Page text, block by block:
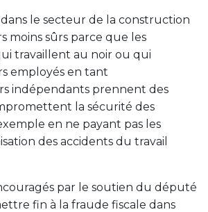
le secteur de la construction
moins sûrs parce que les
travaillent au noir ou qui
employés en tant
indépendants prennent des
la sécurité des
en ne payant pas les
des accidents du travail
par le soutien du député
fin à la fraude fiscale dans